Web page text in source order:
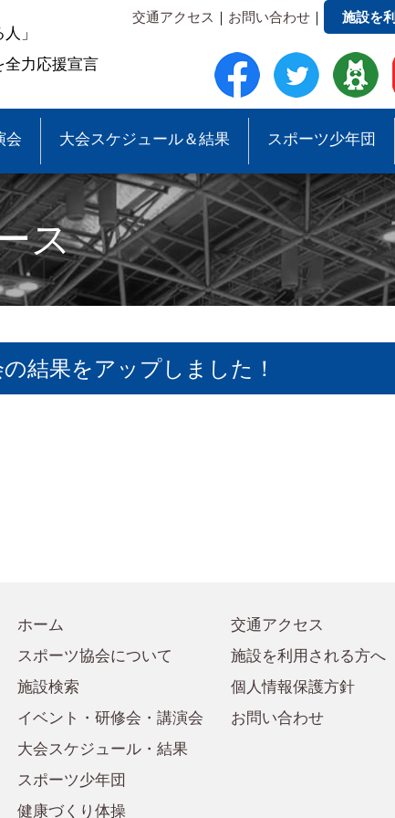
」
全力応援宣言
交通アクセス ｜ お問い合わせ ｜ 施設を
●事業報告
●事務局への
会 大会スケジュール＆結果 スポーツ少年団
●各種申請・報告書 ●スポーツ少
ス
結果をアップしました！
ホーム
スポーツ協会について
施設検索
イベント・研修会・講演会
大会スケジュール・結果
スポーツ少年団
健康づくり体操
交通アクセス
施設を利用される方へ
個人情報保護方針
お問い合わせ